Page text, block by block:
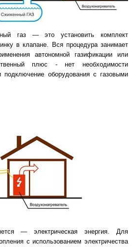
газ — это установить комплект
в клапане. Вся процедура занимает
автономной газификации или
плюс - нет необходимости
подключение оборудования с газовыми
— электрическая энергия. Для
с использованием электричества